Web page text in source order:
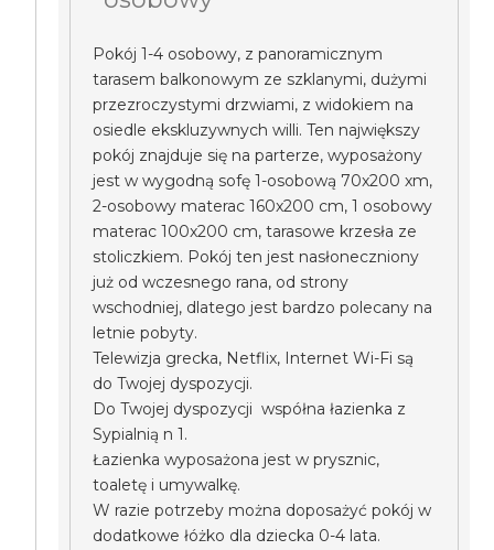
Pokój 1-4 osobowy, z panoramicznym
tarasem balkonowym ze szklanymi, dużymi
przezroczystymi drzwiami, z widokiem na
osiedle ekskluzywnych willi. Ten największy
pokój znajduje się na parterze, wyposażony
jest w wygodną sofę 1-osobową 70x200 xm,
2-osobowy materac 160x200 cm, 1 osobowy
materac 100x200 cm, tarasowe krzesła ze
stoliczkiem. Pokój ten jest nasłoneczniony
już od wczesnego rana, od strony
wschodniej, dlatego jest bardzo polecany na
letnie pobyty.
Telewizja grecka, Netflix, Internet Wi-Fi są
do Twojej dyspozycji.
Do Twojej dyspozycji współna łazienka z
Sypialnią n 1.
Łazienka wyposażona jest w prysznic,
toaletę i umywalkę.
W razie potrzeby można doposażyć pokój w
dodatkowe łóżko dla dziecka 0-4 lata.